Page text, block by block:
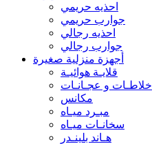
احذيه حريمي
جوارب حريمي
احذيه رجالي
جوارب رجالي
أجهزة منزلية صغيرة
قلايـة هوائيـة
خلاطـات و عجـانـات
مكانس
مبـرد ميـاه
سخانـات ميـاه
هـاند بلينـدر